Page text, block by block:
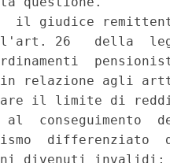
il giudice
26   della
relazione agli
il limite di
conseguimento
divenuti invalidi;